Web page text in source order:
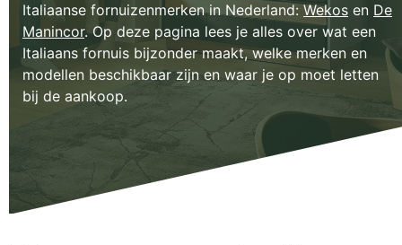
Italiaanse fornuizenmerken in Nederland: Wekos en De
Manincor. Op deze pagina lees je alles over wat een
Italiaans fornuis bijzonder maakt, welke merken en
modellen beschikbaar zijn en waar je op moet letten
bij de aankoop.